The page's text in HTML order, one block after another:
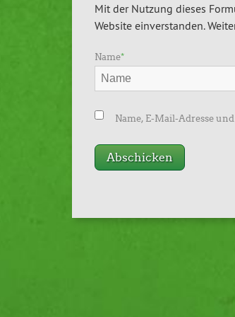
Mit der Nutzung dieses
Website einverstanden.
Name*
Name, E-Mail-Adresse